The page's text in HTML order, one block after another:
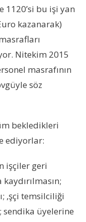
1120’si bu işi yan
kazanarak)
Nitekim 2015
masrafının
söz
bekledikleri
ediyorlar:
işçiler geri
,şçi temsilciliği
sendika üyelerine